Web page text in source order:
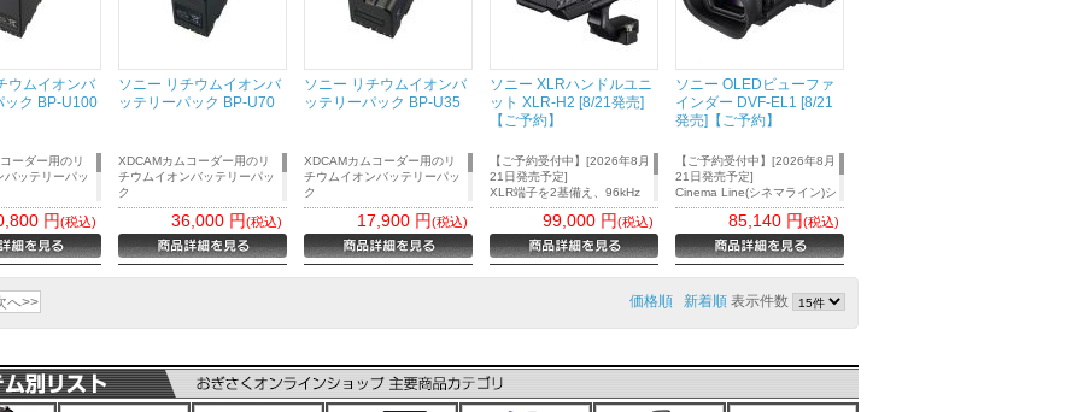
フィルムカメラ コンパクトデジタルカメラ ストロボ｜三脚/一脚 ｜メモリーカード/フォトストレージ｜
｜撮影用品｜双眼鏡 プリンター/スキャナ｜ 整理用品/額縁｜防湿庫/防湿 クリーニング用品｜カメラバッグ/ウェア｜
品｜中古商品｜
ウムイオンバ
ック BP-U100
ーダー用のリ
バッテリーパッ
テリーチャージ
U2A/U1/U2を
い。
象外
円(税込)
ソニー リチウムイオンバ
ッテリーパック BP-U70
XDCAMカムコーダー用のリ
チウムイオンバッテリーパッ
ク
充電にはバッテリーチャージ
ャー BC-U1A/U2A/U1/U2を
ご使用ください。
※ 製品保証対象外
36,000 円(税込)
ソニー リチウムイオンバ
ッテリーパック BP-U35
XDCAMカムコーダー用のリ
チウムイオンバッテリーパッ
ク
充電にはバッテリーチャージ
ャー BC-U1A/U2A/U1/U2を
ご使用ください。
※ 製品保証対象外
17,900 円(税込)
ソニー XLRハンドルユニ
ット XLR-H2 [8/21発売]
【ご予約】
【ご予約受付中】[2026年8月
21日発売予定]
XLR端子を2基備え、96kHz
32bit floatに対応。手持ち撮
影でも安定したカメラワーク
を実現
99,000 円(税込)
ソニー OLEDビューファ
インダー DVF-EL1 [8/21
発売]【ご予約】
【ご予約受付中】[2026年8月
21日発売予定]
Cinema Line(シネマライン)シ
リーズカメラ『FX5』対応。
着脱可能なチルト式OLEDビ
ューファインダー
85,140 円(税込)
価格順 新着順 表示件数
へ>>